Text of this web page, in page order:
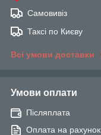
Самовивіз
Таксі по Києву
Всі умови доставки
Умови оплати
Післяплата
Оплата на рахунок